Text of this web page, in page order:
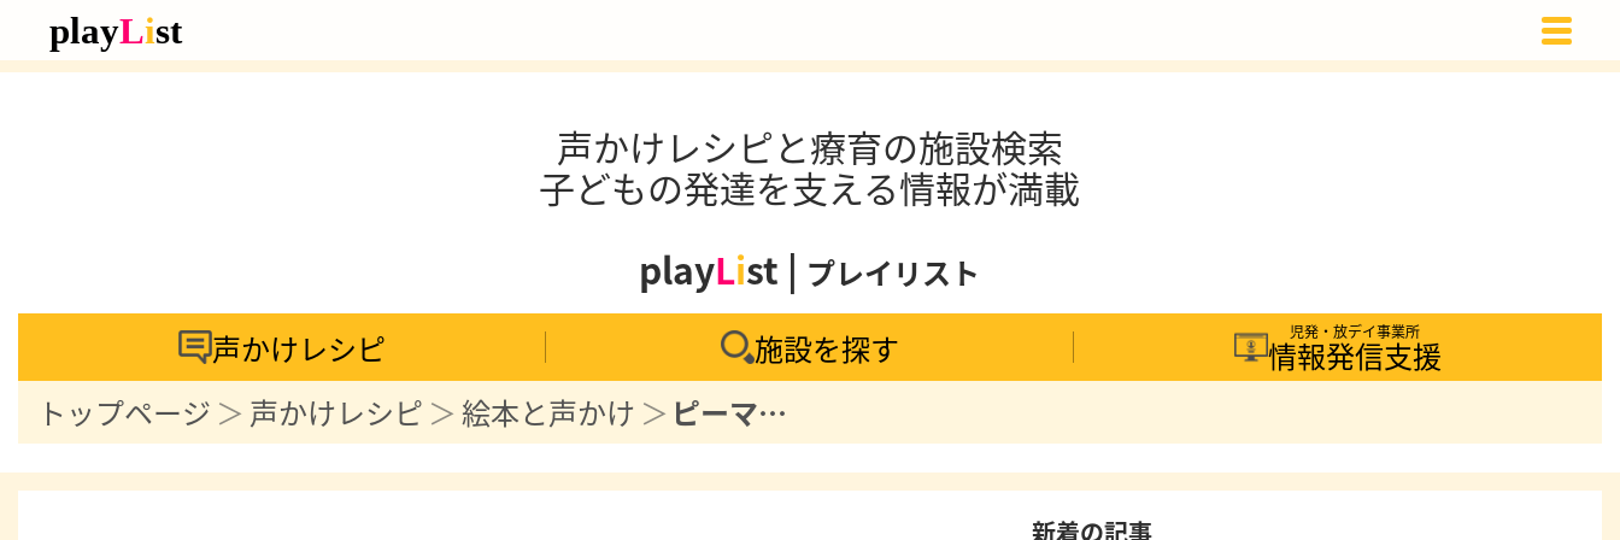
声かけレシピと療育の施設検索
子どもの発達を支える情報が満載
playList | プレイリスト
声かけレシピ
施設を探す 児発・放デイ事業所
情報発信支援
トップページ
声かけレシピ 絵本と声かけ ピーマンマンとかぜひきキン
新着の記事